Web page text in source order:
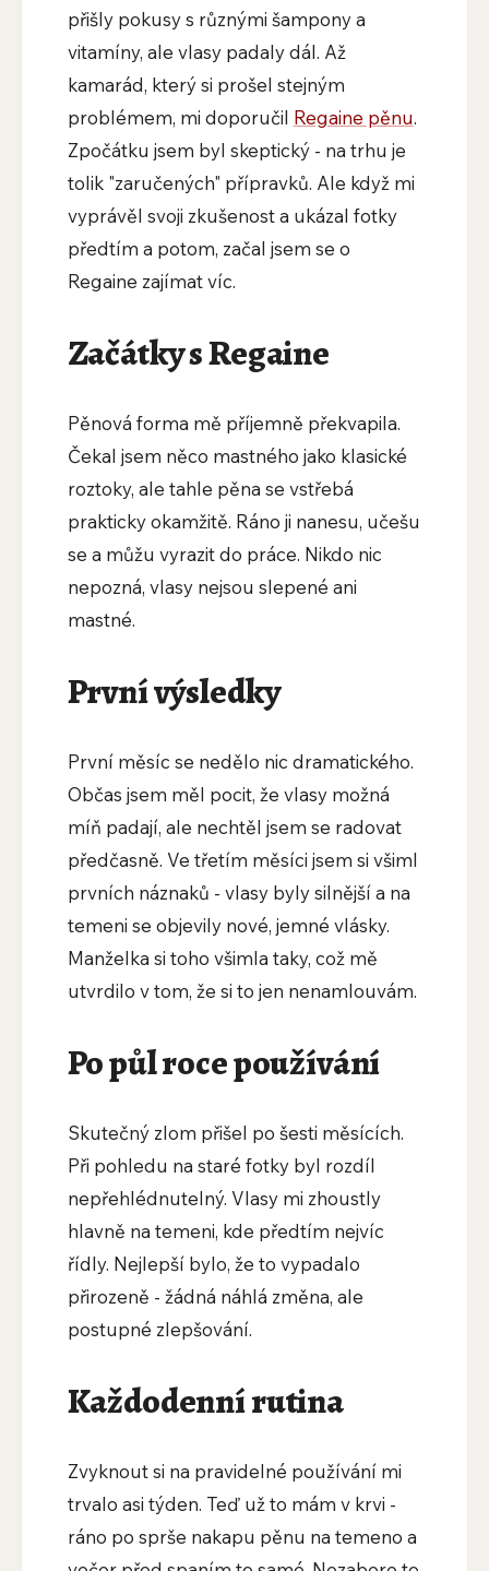
přišly pokusy s různými šampony a
vitamíny, ale vlasy padaly dál. Až
kamarád, který si prošel stejným
problémem, mi doporučil Regaine pěnu.
Zpočátku jsem byl skeptický - na trhu je
tolik "zaručených" přípravků. Ale když mi
vyprávěl svoji zkušenost a ukázal fotky
předtím a potom, začal jsem se o
Regaine zajímat víc.
Začátky s Regaine
Pěnová forma mě příjemně překvapila.
Čekal jsem něco mastného jako klasické
roztoky, ale tahle pěna se vstřebá
prakticky okamžitě. Ráno ji nanesu, učešu
se a můžu vyrazit do práce. Nikdo nic
nepozná, vlasy nejsou slepené ani
mastné.
První výsledky
První měsíc se nedělo nic dramatického.
Občas jsem měl pocit, že vlasy možná
míň padají, ale nechtěl jsem se radovat
předčasně. Ve třetím měsíci jsem si všiml
prvních náznaků - vlasy byly silnější a na
temeni se objevily nové, jemné vlásky.
Manželka si toho všimla taky, což mě
utvrdilo v tom, že si to jen nenamlouvám.
Po půl roce používání
Skutečný zlom přišel po šesti měsících.
Při pohledu na staré fotky byl rozdíl
nepřehlédnutelný. Vlasy mi zhoustly
hlavně na temeni, kde předtím nejvíc
řídly. Nejlepší bylo, že to vypadalo
přirozeně - žádná náhlá změna, ale
postupné zlepšování.
Každodenní rutina
Zvyknout si na pravidelné používání mi
trvalo asi týden. Teď už to mám v krvi -
ráno po sprše nakapu pěnu na temeno a